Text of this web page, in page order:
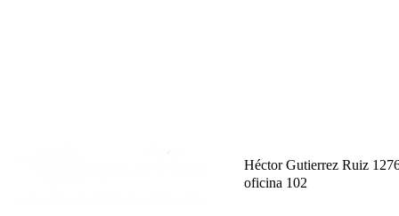
Héctor Gutierrez Ruiz
oficina 102